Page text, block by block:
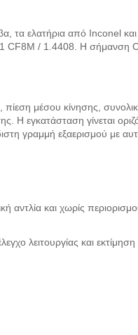
τα ελατήρια από Inconel
CF8M / 1.4408. Η
μέσου κίνησης,
εγκατάσταση γίνεται
γραμμή εξαερισμού με
αντλία και χωρίς
λειτουργίας και